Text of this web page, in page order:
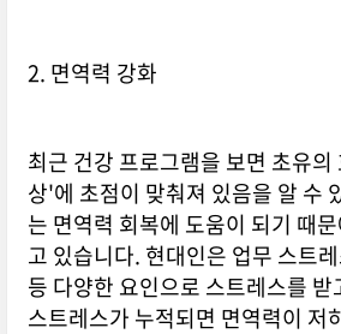
2. 면역력 강화
최근 건강 프로그램을 보면 초유
상'에 초점이 맞춰져 있음을 알 수
는 면역력 회복에 도움이 되기 때
고 있습니다. 현대인은 업무 스트
등 다양한 요인으로 스트레스를
스트레스가 누적되면 면역력이 저